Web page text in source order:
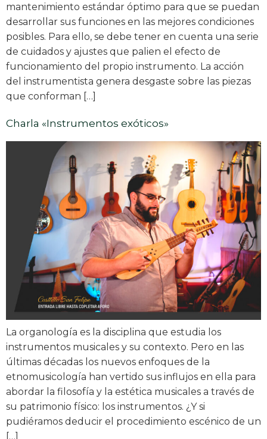
mantenimiento estándar óptimo para que se puedan
desarrollar sus funciones en las mejores condiciones
posibles. Para ello, se debe tener en cuenta una serie
de cuidados y ajustes que palien el efecto de
funcionamiento del propio instrumento. La acción
del instrumentista genera desgaste sobre las piezas
que conforman […]
Charla «Instrumentos exóticos»
La organología es la disciplina que estudia los
instrumentos musicales y su contexto. Pero en las
últimas décadas los nuevos enfoques de la
etnomusicología han vertido sus influjos en ella para
abordar la filosofía y la estética musicales a través de
su patrimonio físico: los instrumentos. ¿Y si
pudiéramos deducir el procedimiento escénico de un
[…]